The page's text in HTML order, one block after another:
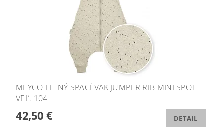
MEYCO LETNÝ SPACÍ VAK JUMPER RIB MINI SPOT
VEĽ. 104
42,50 € DETAIL